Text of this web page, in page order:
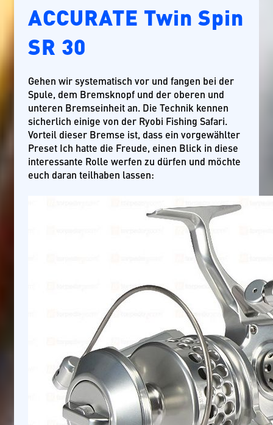
ACCURATE Twin Spin
SR 30
Gehen wir systematisch vor und fangen bei der
Spule, dem Bremsknopf und der oberen und
unteren Bremseinheit an. Die Technik kennen
sicherlich einige von der Ryobi Fishing Safari.
Vorteil dieser Bremse ist, dass ein vorgewählter
Preset Ich hatte die Freude, einen Blick in diese
interessante Rolle werfen zu dürfen und möchte
euch daran teilhaben lassen: